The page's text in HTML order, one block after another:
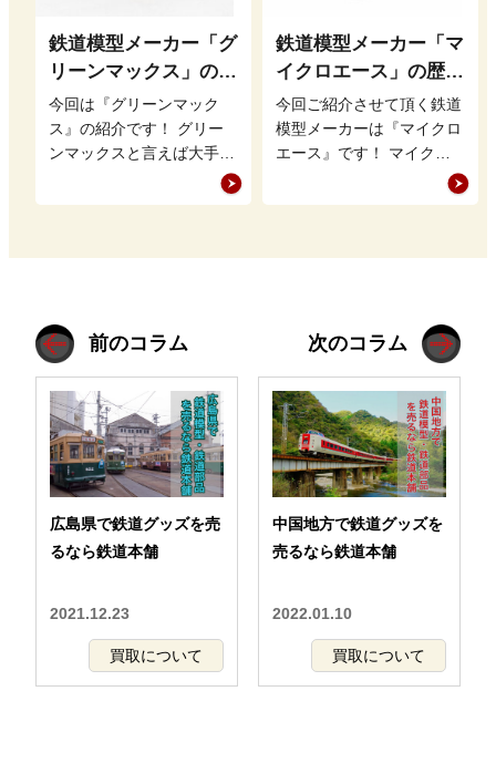
鉄道模型メーカー「グ
リーンマックス」の歴
史・特徴・魅力を徹底
解説
今回は『グリーンマック
ス』の紹介です！ グリー
ンマックスと言えば大手鉄
道模型メーカーが取り上げ
ないような地方の私鉄やレ
鉄道模型メーカー「マ
イクロエース」の歴
史・特徴・魅力を徹底
解説
今回ご紹介させて頂く鉄道
模型メーカーは『マイクロ
エース』です！ マイクロ
エースと言えば私鉄車両を
積極的に模型化する事や珍
前のコラム
広島県で鉄道グッズを売
るなら鉄道本舗
2021.12.23
買取について
次のコラム
中国地方で鉄道グッズを
売るなら鉄道本舗
2022.01.10
買取について